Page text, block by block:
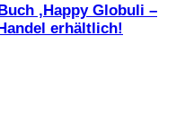
‚Happy Globuli –
erhältlich!